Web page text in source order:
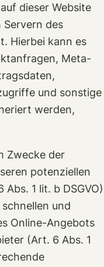
dieser Website
des
Hierbei kann es
Meta-
und sonstige
werden,
Zwecke der
potenziellen
1 lit. b DSGVO)
und
Online-Angebots
(Art. 6 Abs. 1